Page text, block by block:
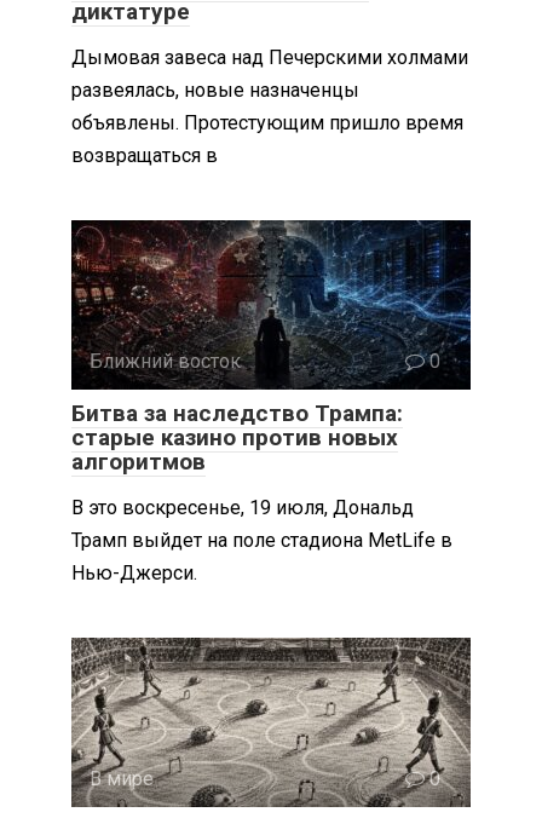
диктатуре
Дымовая завеса над Печерскими холмами
развеялась, новые назначенцы
объявлены. Протестующим пришло время
возвращаться в
Ближний восток 0
Битва за наследство Трампа:
старые казино против новых
алгоритмов
В это воскресенье, 19 июля, Дональд
Трамп выйдет на поле стадиона MetLife в
Нью-Джерси.
В мире 0